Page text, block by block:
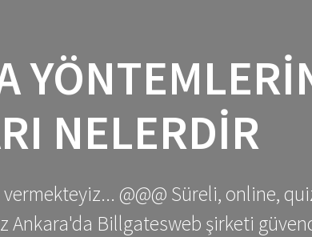
NELERDIR
@@@ Süreli, online,
Ankara'da Billgatesweb şirketi